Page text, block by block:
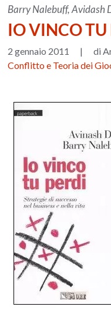
Barry Nalebuff, Avidash
IO VINCO TU
2 gennaio 2011 |
di
Conflitto e Teoria dei